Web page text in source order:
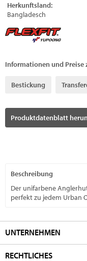
Herkunftsland:
Bangladesch
Informationen und Preise
Bestickung
Produktdatenblatt
Beschreibung
Der unifarbene
perfekt zu jedem Urban
UNTERNEHMEN
RECHTLICHES